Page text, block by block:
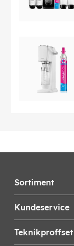
Sortiment
Kundeservice
Teknikproffset